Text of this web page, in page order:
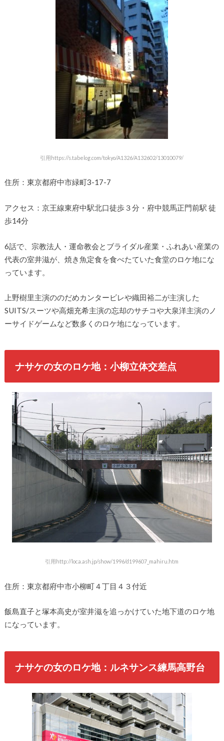
引用https://s.tabelog.com/tokyo/A1326/A132602/13010079/
住所：東京都府中市緑町3-17-7
アクセス：京王線東府中駅北口徒歩３分・府中競馬正門前駅 徒
歩14分
6話で、宗教法人・運命教会とブライダル産業・ふれあい産業の
代表の室井滋が、焼き魚定食を食べたていた食堂のロケ地にな
っています。
上野樹里主演ののだめカンタービレや織田裕二が主演した
SUITS/スーツや高畑充希主演の忘却のサチコや大泉洋主演のノ
ーサイドゲームなど数多くのロケ地になっています。
ナサケの女のロケ地：小柳立体交差点
引用 http://loca.ash.jp/show/1996/d199607_mahiru.htm
住所：東京都府中市小柳町４丁目４３付近
飯島直子と塚本高史が室井滋を追っかけていた地下道のロケ地
になっています。
ナサケの女のロケ地：ルネサンス練馬高野台